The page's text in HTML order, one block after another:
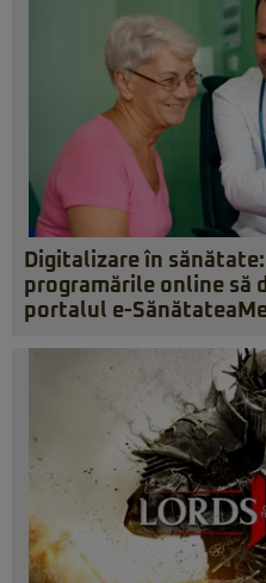
Digitalizare în
programările online să
portalul e-